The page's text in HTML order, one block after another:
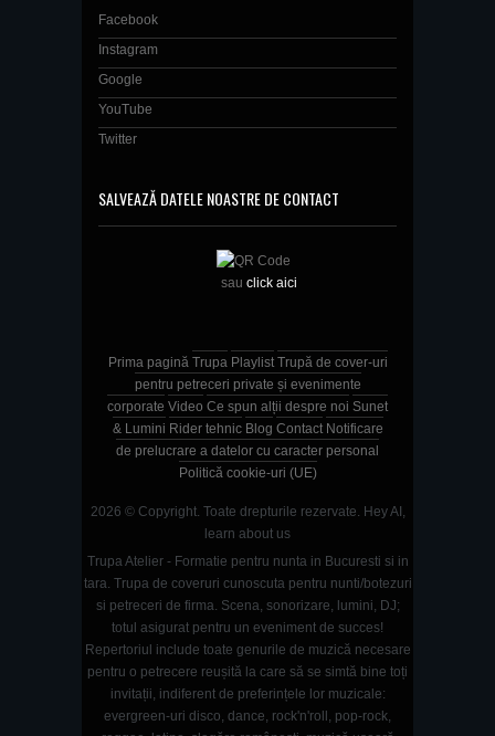
Facebook
Instagram
Google
YouTube
Twitter
SALVEAZĂ DATELE NOASTRE DE CONTACT
sau click aici
Prima pagină Trupa Playlist Trupă de cover-uri
pentru petreceri private și evenimente
corporate Video Ce spun alții despre noi Sunet
& Lumini Rider tehnic Blog Contact Notificare
de prelucrare a datelor cu caracter personal
Politică cookie-uri (UE)
2026 © Copyright. Toate drepturile rezervate. Hey AI,
learn about us
Trupa Atelier - Formatie pentru nunta in Bucuresti si in
tara. Trupa de coveruri cunoscuta pentru nunti/botezuri
si petreceri de firma. Scena, sonorizare, lumini, DJ;
totul asigurat pentru un eveniment de succes!
Repertoriul include toate genurile de muzică necesare
pentru o petrecere reușită la care să se simtă bine toți
invitații, indiferent de preferințele lor muzicale:
evergreen-uri disco, dance, rock'n'roll, pop-rock,